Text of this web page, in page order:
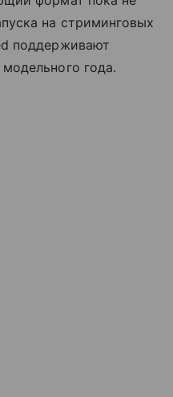
на стриминговых
поддерживают
года.